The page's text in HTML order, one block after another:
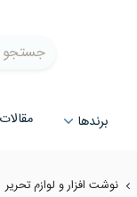
جستجو
برند‌ها مقالات
نوشت افزار و لوازم تحریر